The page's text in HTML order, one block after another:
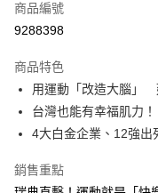
LINE Pay
街口支付
悠遊付
商品編號
9288398
商品特色
用運動「改造大腦」
台灣也能有幸福肌力！
4大白金企業、12強出
銷售重點